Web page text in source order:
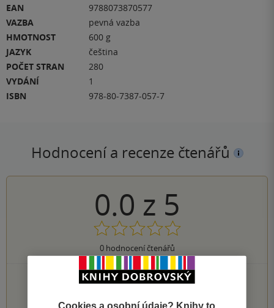
EAN
9788073870577
VAZBA
pevná vazba
HMOTNOST
600 g
JAZYK
čeština
POČET STRAN
280
VYDÁNÍ
1
ISBN
978-80-7387-057-7
Hodnocení a recenze čtenářů
0.0 z 5
0hodnocení čtenářů
0×
5 hvězdiček
0×
Cookies a osobní údaje? Knihy to